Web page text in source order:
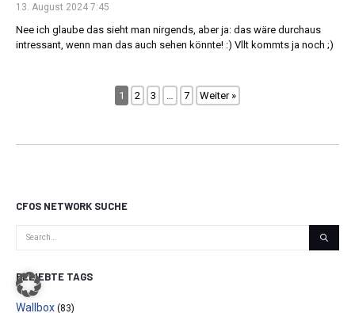
13. August 2024 7:45
Nee ich glaube das sieht man nirgends, aber ja: das wäre durchaus
intressant, wenn man das auch sehen könnte! :) Vllt kommts ja noch ;)
1 2 3 … 7 Weiter »
CFOS NETWORK SUCHE
BELIEBTE TAGS
Wallbox (83)